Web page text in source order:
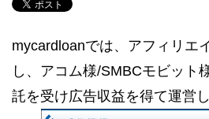
mycardloanでは、アフィリエ
し、アコム様/SMBCモビット
託を受け広告収益を得て運営